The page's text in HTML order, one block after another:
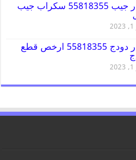
قطع غيار جيب 55818355 سكراب جيب
قطع غيار دودج 55818355 ارخص قطع